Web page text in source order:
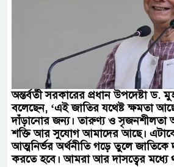
বাজেট সংশোধনের দাবিতে ফরিদগঞ্জে
অবৈধ লেনদেনে জড়িয়ে পড়ছে স্থানীয় বিকাশ
নদীতে যৌথ অভিযানে ৩টি অবৈধ বাঁধা
অন্তর্বর্তী সরকারের প্রধান উপদেষ্টা ড.
বলেছেন, ‘এই জাতির যথেষ্ট ক্ষমতা
দাঁড়ানোর জন্য। তারুণ্য ও সৃজনশীলতা
শক্তি আর সুযোগ আমাদের আছে।
আত্মনির্ভর অর্থনীতি গড়ে তুলে জাতিকে
করতে হবে। আমরা আর দাসত্বের মধ্যে